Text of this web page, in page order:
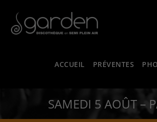
ACCUEIL PRÉVENTES
SAMEDI 5 AOÛT –